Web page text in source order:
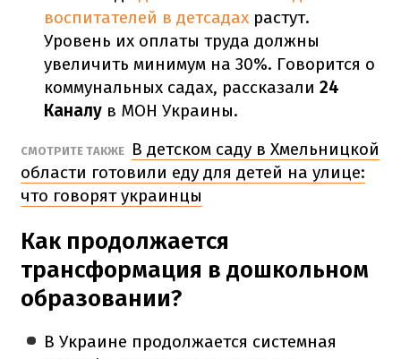
воспитателей в детсадах растут.
Уровень их оплаты труда должны
увеличить минимум на 30%. Говорится о
коммунальных садах, рассказали24
Каналу в МОН Украины.
СМОТРИТЕ ТАКЖЕ
В детском саду в Хмельницкой
области готовили еду для детей на улице:
что говорят украинцы
Как продолжается
трансформация в дошкольном
образовании?
В Украине продолжается системная